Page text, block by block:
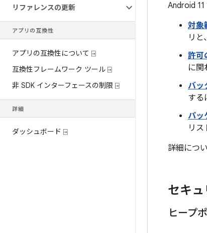
リファレンスの更新
アプリの互換性
アプリの互換性について ⍈
互換性フレームワーク ツール ⍈
非 SDK インターフェースの制限 ⍈
詳細
ダッシュボード ⍈
Android
対象
リと
許可
に関
バッ
する
パッ
リス
詳細につ
セキュ
ヒープ